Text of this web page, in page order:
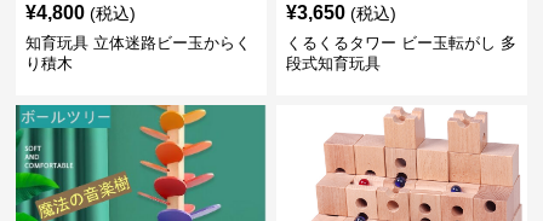
¥4,800 (税込)
知育玩具 立体迷路ビー玉からく
り積木
¥3,650 (税込)
くるくるタワー ビー玉転がし 多
段式知育玩具